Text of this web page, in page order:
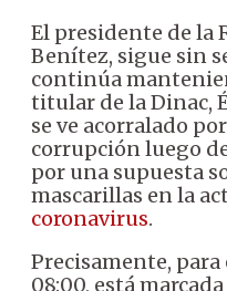
El presidente de la
Benítez, sigue sin
continúa
titular de la Dinac,
se ve acorralado
corrupción luego
por una supuesta
mascarillas en la
coronavirus.
Precisamente, para
08:00, está